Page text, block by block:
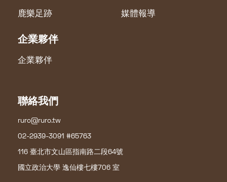
鹿樂足跡 媒體報導
企業夥伴
企業夥伴
聯絡我們
ruro@ruro.tw
02-2939-3091 #65763
116 臺北市文山區指南路二段64號
國立政治大學 逸仙樓七樓706 室